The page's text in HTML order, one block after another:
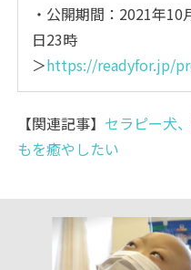
・公開期間：2021年
日23時
＞https://readyfor.jp/
【関連記事】 セラピー犬
もを癒やしたい